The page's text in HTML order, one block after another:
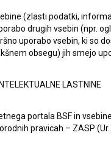
projekta bo
letu predstavlja
regiji.
že sodelovali
,Odpuščanje
(zlasti podatki,
drugih vsebin (npr.
uporabo vsebin, ki so
obsegu) jih smejo
LASTNINE
portala BSF in
pravicah – ZASP